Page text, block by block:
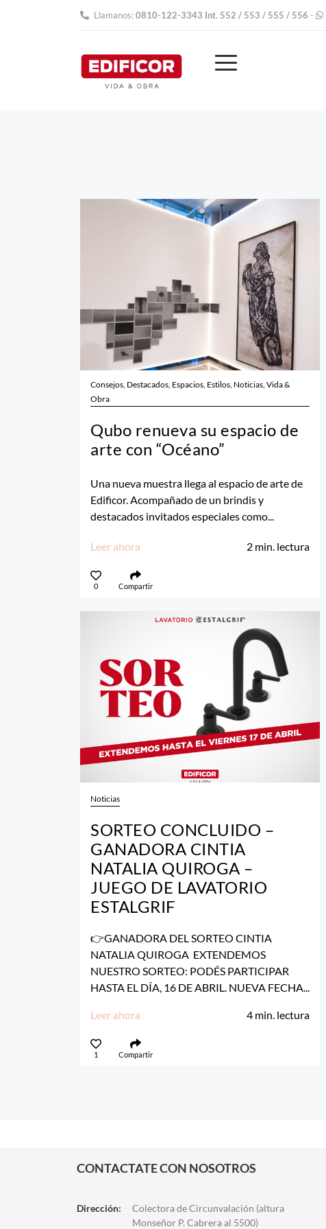
Llamanos:0810-122-3343 Int. 552 / 553 / 555 / 556 -
Consejos, Destacados, Espacios, Estilos, Noticias, Vida &
Obra
Qubo renueva su espacio de
arte con “Océano”
Una nueva muestra llega al espacio de arte de
Edificor. Acompañado de un brindis y
destacados invitados especiales como...
Leer ahora 2 min. lectura
0 Compartir
Noticias
SORTEO CONCLUIDO –
GANADORA CINTIA
NATALIA QUIROGA –
JUEGO DE LAVATORIO
ESTALGRIF
👉GANADORA DEL SORTEO CINTIA
NATALIA QUIROGA EXTENDEMOS
NUESTRO SORTEO: PODÉS PARTICIPAR
HASTA EL DÍA, 16 DE ABRIL. NUEVA FECHA...
Leer ahora 4 min. lectura
1 Compartir
CONTACTATE CON NOSOTROS
Dirección:
Colectora de Circunvalación (altura
Monseñor P. Cabrera al 5500)